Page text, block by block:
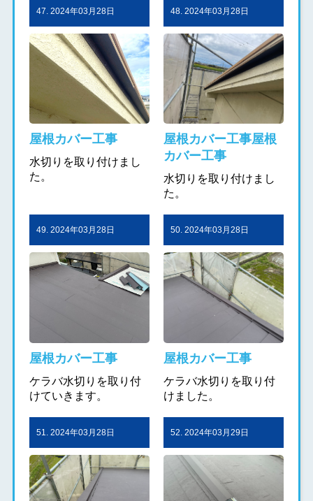
47. 2024年03月28日
屋根カバー工事
水切りを取り付けまし
た。
48. 2024年03月28日
屋根カバー工事屋根
カバー工事
水切りを取り付けまし
た。
49. 2024年03月28日
屋根カバー工事
ケラバ水切りを取り付
けていきます。
50. 2024年03月28日
屋根カバー工事
ケラバ水切りを取り付
けました。
51. 2024年03月28日 52. 2024年03月29日